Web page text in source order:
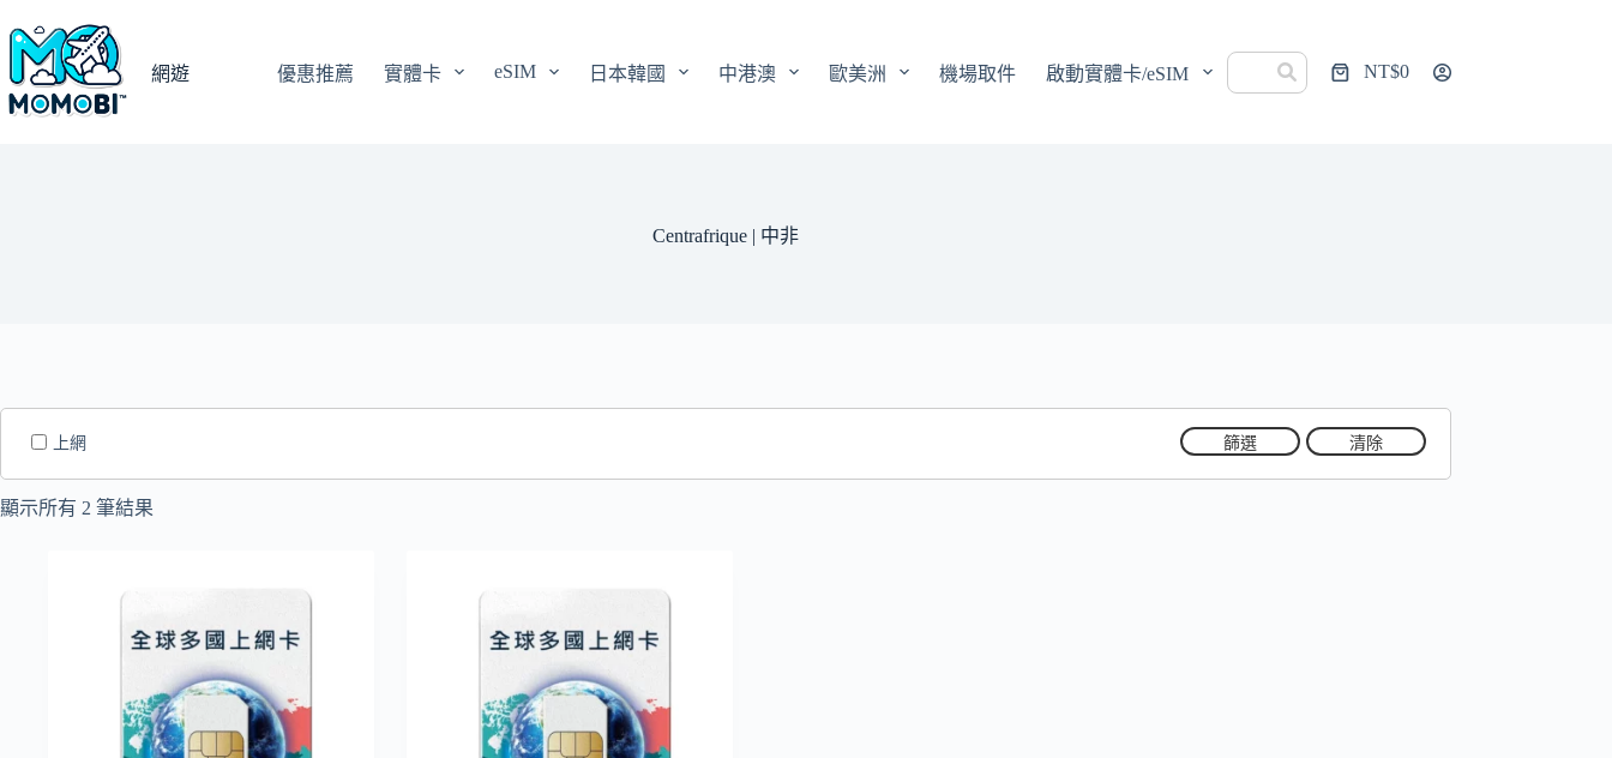
至
要
網遊 優惠推薦 實體卡 eSIM 日本韓國 中港澳 歐美洲 機場取件 啟動實體卡/eSIM
購
NT$0
Centrafrique | 中非
上網 篩選 清除
顯示所有 2 筆結果